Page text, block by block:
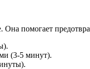
помогает
(3-5 минут).